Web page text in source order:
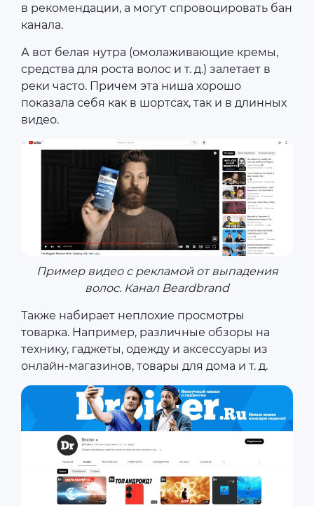
в рекомендации, а могут спровоцировать бан
канала.
А вот белая нутра (омолаживающие кремы,
средства для роста волос и т. д.) залетает в
реки часто. Причем эта ниша хорошо
показала себя как в шортсах, так и в длинных
видео.
Пример видео с рекламой от выпадения
волос. Канал Beardbrand
Также набирает неплохие просмотры
товарка. Например, различные обзоры на
технику, гаджеты, одежду и аксессуары из
онлайн-магазинов, товары для дома и т. д.